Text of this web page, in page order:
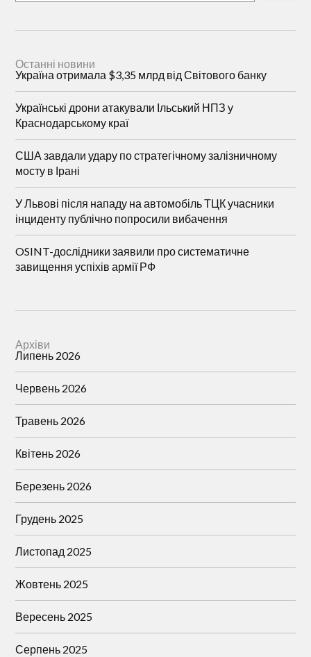
Останні новини
Україна отримала $3,35 млрд від Світового банку
Українські дрони атакували Ільський НПЗ у
Краснодарському краї
США завдали удару по стратегічному залізничному
мосту в Ірані
У Львові після нападу на автомобіль ТЦК учасники
інциденту публічно попросили вибачення
OSINT-дослідники заявили про систематичне
завищення успіхів армії РФ
Архіви
Липень 2026
Червень 2026
Травень 2026
Квітень 2026
Березень 2026
Грудень 2025
Листопад 2025
Жовтень 2025
Вересень 2025
Серпень 2025